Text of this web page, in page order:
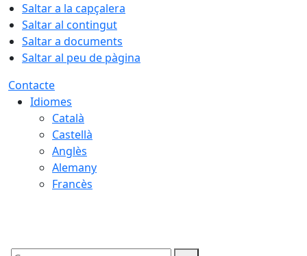
Saltar a la capçalera
Saltar al contingut
Saltar a documents
Saltar al peu de pàgina
Contacte
Idiomes
Català
Castellà
Anglès
Alemany
Francès